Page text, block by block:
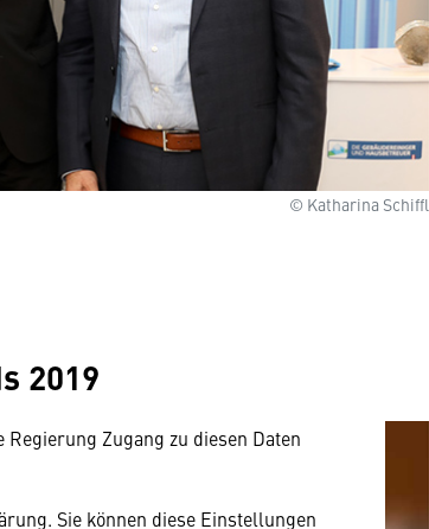
© Katharina Schiffl
2019
Anbietern austauscht.
Zugang zu diesen Daten
Sie können diese Einstellungen